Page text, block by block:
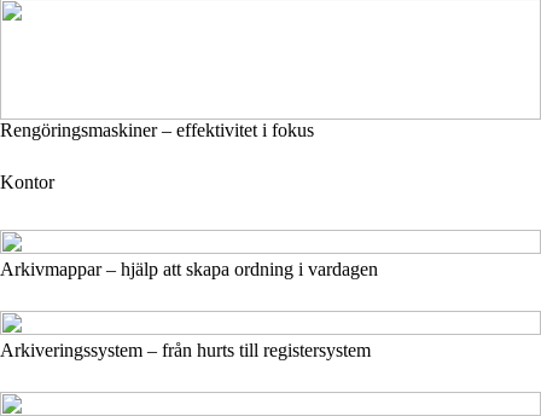
Rengöringsmaskiner – effektivitet i fokus
Kontor
Arkivmappar – hjälp att skapa ordning i vardagen
Arkiveringssystem – från hurts till registersystem